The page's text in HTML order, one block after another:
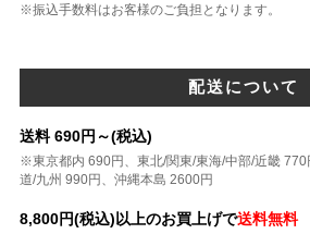
※振込手数料はお客様のご負担となります。
配送について
送料 690円～(税込)
※東京都内 690円、東北/関東/東海/中部/近畿
道/九州 990円、沖縄本島 2600円
8,800円(税込)以上のお買上げで送料無料